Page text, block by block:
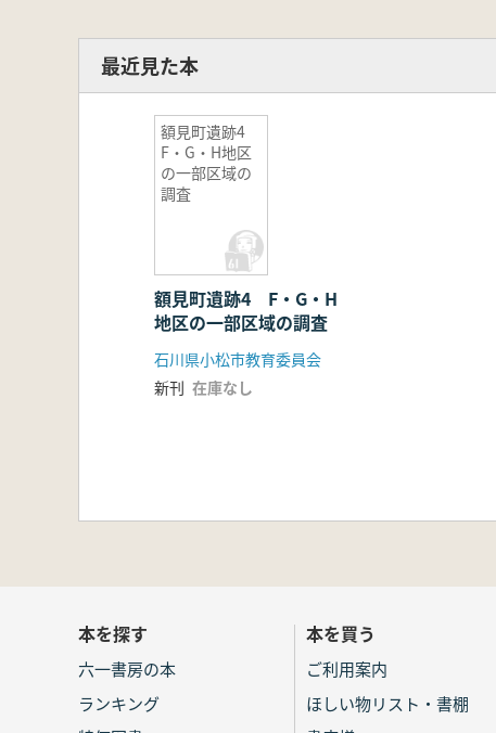
最近見た本
額見町遺跡4
F・G・H地区
の一部区域の
調査
額見町遺跡4 F・G・H
地区の一部区域の調査
石川県小松市教育委員会
新刊 在庫なし
本を探す
六一書房の本
ランキング
本を買う
ご利用案内
ほしい物リスト・書棚